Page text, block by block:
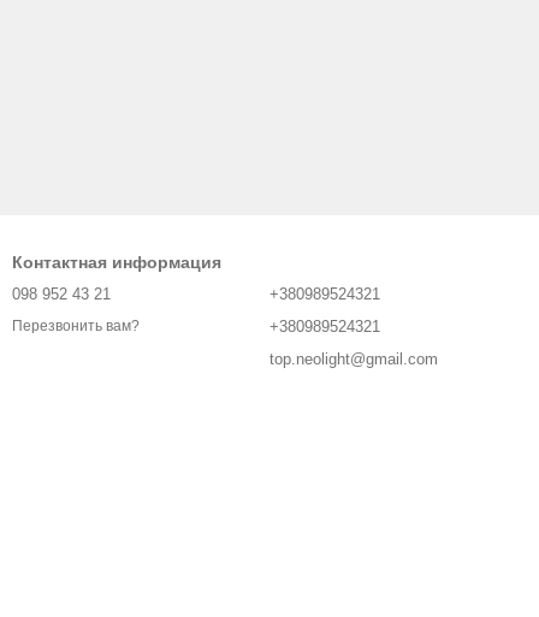
Контактная информация
098 952 43 21
Перезвонить вам?
+380989524321
+380989524321
top.neolight@gmail.com